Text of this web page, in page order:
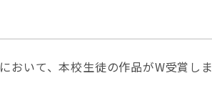
おいて、本校生徒の作品がW受賞しま